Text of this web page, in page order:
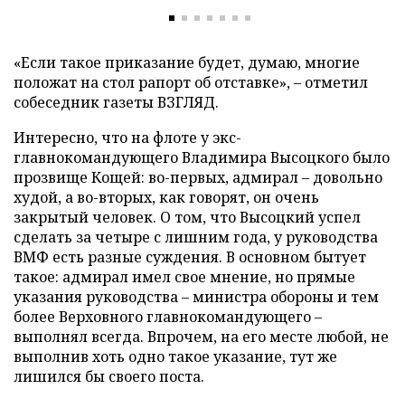
«Если такое приказание будет, думаю, многие
положат на стол рапорт об отставке», – отметил
собеседник газеты ВЗГЛЯД.
Интересно, что на флоте у экс-
главнокомандующего Владимира Высоцкого было
прозвище Кощей: во-первых, адмирал – довольно
худой, а во-вторых, как говорят, он очень
закрытый человек. О том, что Высоцкий успел
сделать за четыре с лишним года, у руководства
ВМФ есть разные суждения. В основном бытует
такое: адмирал имел свое мнение, но прямые
указания руководства – министра обороны и тем
более Верховного главнокомандующего –
выполнял всегда. Впрочем, на его месте любой, не
выполнив хоть одно такое указание, тут же
лишился бы своего поста.